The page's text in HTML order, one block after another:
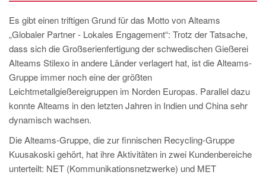
EN
ES
MAGMA Asien-Pazifik, Singapur
EN
MAGMA Südamerika, Brasilien
PT
ES
MAGMA Türkei
Es gibt einen triftigen Grund für das Motto von Alteams
„Globaler Partner - Lokales Engagement“: Trotz der Tatsache,
dass sich die Großserienfertigung der schwedischen Gießerei
Alteams Stilexo in andere Länder verlagert hat, ist die Alteams-
Gruppe immer noch eine der größten
Leichtmetallgießereigruppen im Norden Europas. Parallel dazu
konnte Alteams in den letzten Jahren in Indien und China sehr
dynamisch wachsen.
Die Alteams-Gruppe, die zur finnischen Recycling-Gruppe
Kuusakoski gehört, hat ihre Aktivitäten in zwei Kundenbereiche
unterteilt: NET (Kommunikationsnetzwerke) und MET